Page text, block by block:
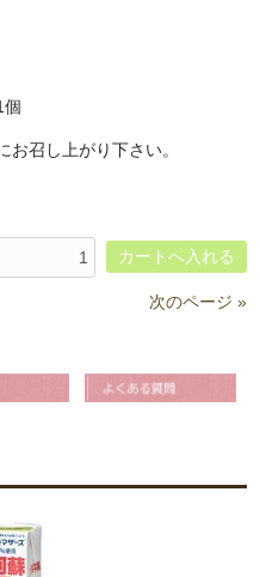
個
召し上がり下さい。
次のページ »